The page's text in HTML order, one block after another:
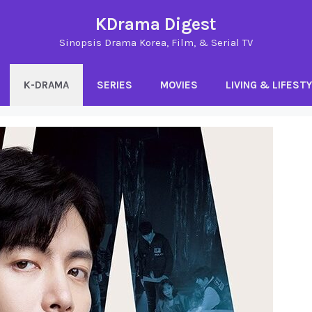
KDrama Digest
Sinopsis Drama Korea, Film, & Serial TV
K-DRAMA SERIES MOVIES LIVING &